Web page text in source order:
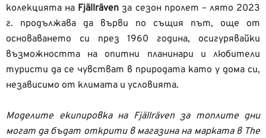
колекцията на Fjällräven за сезон пролет – лято 2023
г. продължава да върви по същия път, още от
основаването си през 1960 година, осигурявайки
възможността на опитни планинари и любители
туристи да се чувстват в природата като у дома си,
независимо от климата и условията.
Моделите екипировка на Fjällräven за топлите дни
могат да бъдат открити в магазина на марката в The